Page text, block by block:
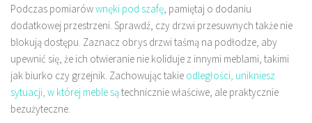
Podczas pomiarówwnęki pod szafę , pamiętaj o dodaniu
dodatkowej przestrzeni. Sprawdź, czy drzwi przesuwnych także nie
blokują dostępu. Zaznacz obrys drzwi taśmą na podłodze, aby
upewnić się, że ich otwieranie nie koliduje z innymi meblami, takimi
jak biurko czy grzejnik. Zachowując takie odległości, unikniesz
sytuacji, w której meble sątechnicznie właściwe, ale praktycznie
bezużyteczne.